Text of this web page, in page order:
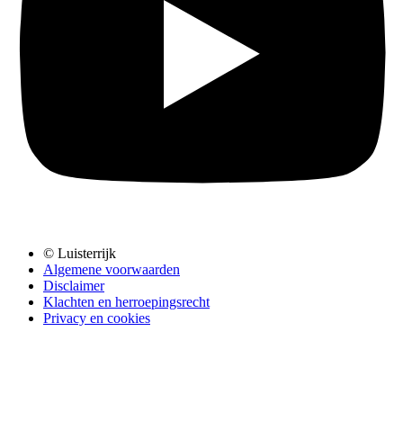
© Luisterrijk
Algemene voorwaarden
Disclaimer
Klachten en herroepingsrecht
Privacy en cookies